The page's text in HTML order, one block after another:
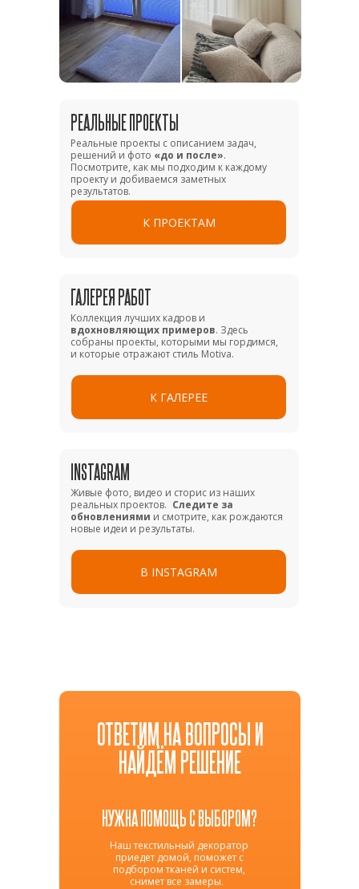
РЕАЛЬНЫЕ ПРОЕКТЫ
Реальные проекты с описанием задач,
решений и фото «до и после».
Посмотрите, как мы подходим к каждому
проекту и добиваемся заметных
результатов.
К ПРОЕКТАМ
ГАЛЕРЕЯ РАБОТ
Коллекция лучших кадров и
вдохновляющих примеров. Здесь
собраны проекты, которыми мы гордимся,
и которые отражают стиль Motiva.
К ГАЛЕРЕЕ
INSTAGRAM
Живые фото, видео и сторис из наших
реальных проектов. Следите за
обновлениями и смотрите, как рождаются
новые идеи и результаты.
В INSTAGRAM
НУЖНА ПОМОЩЬ С ВЫБОРОМ?
Наш текстильный декоратор
приедет домой, поможет с
подбором тканей и систем,
снимет все замеры.
ОТВЕТИМ НА ВОПРОСЫ И
НАЙДЁМ РЕШЕНИЕ